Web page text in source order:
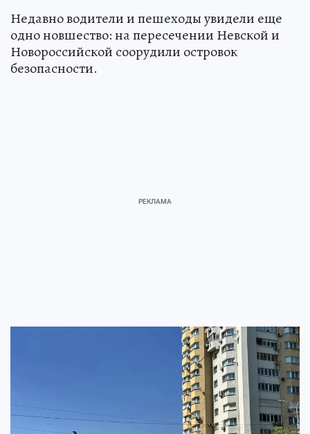
Недавно водители и пешеходы увидели еще
одно новшество: на пересечении Невской и
Новороссийской соорудили островок
безопасности.